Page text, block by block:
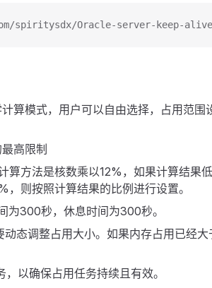
spiritysdx/Oracle-server-keep-
算模式，用户可以自由选择，占用范围
高限制
算方法是核数乘以12%，如果计算结果
则按照计算结果的比例进行设置。
为300秒，休息时间为300秒。
态调整占用大小。如果内存占用已经大
以确保占用任务持续且有效。